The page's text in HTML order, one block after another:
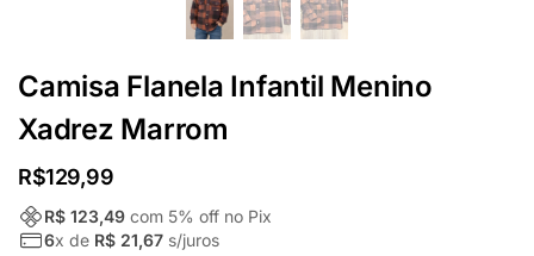
Camisa Flanela Infantil Menino
Xadrez Marrom
R$129,99
R$ 123,49 com 5% off no Pix
6x de R$ 21,67 s/juros